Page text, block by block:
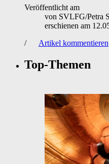
Veröffentlicht am
von SVLFG/Petra
erschienen am
/
Artikel kommentieren
Top-Themen